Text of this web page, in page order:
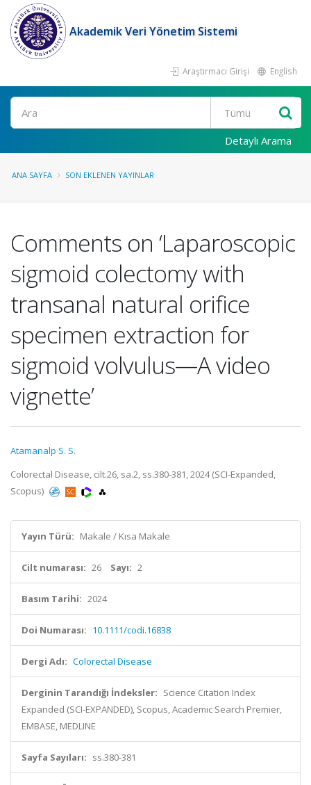
Akademik Veri Yönetim Sistemi
Araştırmacı Girişi English
Ara
Detaylı Arama
ANA SAYFA SON EKLENEN YAYINLAR
Comments on ‘Laparoscopic
sigmoid colectomy with
transanal natural orifice
specimen extraction for
sigmoid volvulus—A video
vignette’
Atamanalp S. S.
Colorectal Disease, cilt.26, sa.2, ss.380-381, 2024 (SCI-Expanded,
Scopus)
Yayın Türü: Makale / Kısa Makale
Cilt numarası: 26 Sayı: 2
Basım Tarihi: 2024
Doi Numarası: 10.1111/codi.16838
Dergi Adı: Colorectal Disease
Derginin Tarandığı İndeksler: Science Citation Index
Expanded (SCI-EXPANDED), Scopus, Academic Search Premier,
EMBASE, MEDLINE
Sayfa Sayıları: ss.380-381